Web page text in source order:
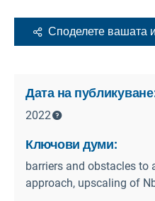
Споделете вашата
Дата на
2022
Ключови думи:
barriers and obstacles to
approach, upscaling of